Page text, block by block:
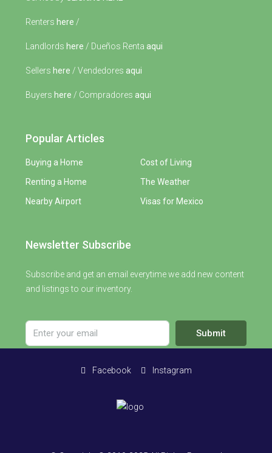
Renters here /
Landlords here / Dueños Renta aqui
Sellers here / Vendedores aqui
Buyers here / Compradores aqui
Popular Articles
Buying a Home
Renting a Home
Nearby Airport
Cost of Living
The Weather
Visas for Mexico
Newsletter Subscribe
Subscribe and get an email everytime we add new content
and listings to our inventory.
Submit
Facebook Instagram